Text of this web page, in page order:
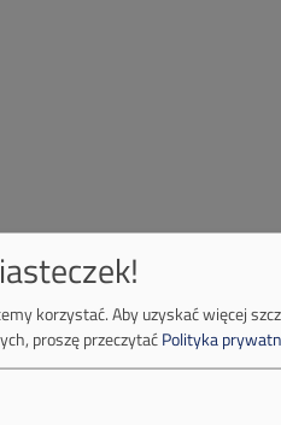
korzystać.Aby uzyskać więcej
proszę przeczytaćPolityka